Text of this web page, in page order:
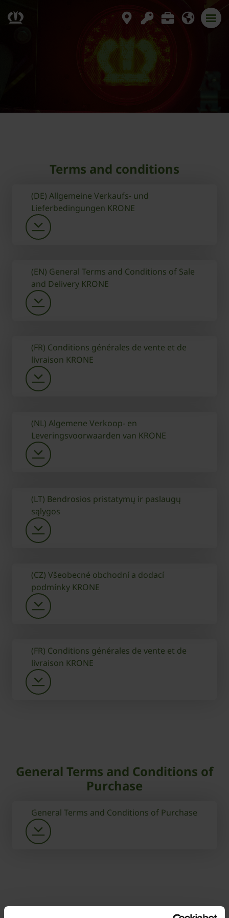
Terms and conditions
(DE) Allgemeine Verkaufs- und
Lieferbedingungen KRONE
(EN) General Terms and Conditions of Sale
and Delivery KRONE
(FR) Conditions générales de vente et de
livraison KRONE
(NL) Algemene Verkoop- en
Leveringsvoorwaarden van KRONE
(LT) Bendrosios pristatymų ir paslaugų
sąlygos
(CZ) Všeobecné obchodní a dodací
podmínky KRONE
(FR) Conditions générales de vente et de
livraison KRONE
General Terms and Conditions of
Purchase
General Terms and Conditions of Purchase